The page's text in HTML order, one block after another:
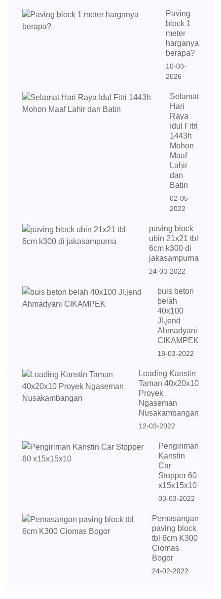
Paving
block 1
meter
harganya
berapa?
10-03-
2026
Selamat
Hari
Raya
Idul Fitri
1443h
Mohon
Maaf
Lahir
dan
Batin
02-05-
2022
paving block
ubin 21x21 tbl
6cm k300 di
jakasampurna
24-03-2022
buis beton
belah
40x100
Jl.jend
Ahmadyani
CIKAMPEK
18-03-2022
Loading Kanstin
Taman 40x20x10
Proyek
Ngaseman
Nusakambangan
12-03-2022
Pengiriman
Kanstin
Car
Stopper 60
x15x15x10
03-03-2022
Pemasangan
paving block
tbl 6cm K300
Ciomas
Bogor
24-02-2022